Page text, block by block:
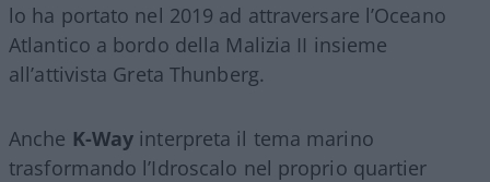
lo ha portato nel 2019 ad attraversare l’Oceano
Atlantico a bordo della Malizia II insieme
all’attivista Greta Thunberg.
Anche K-Way interpreta il tema marino
trasformando l’Idroscalo nel proprio quartier